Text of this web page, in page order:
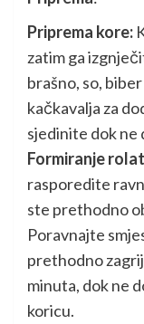
Priprema kore:
zatim ga
brašno, so,
kačkavalja za
sjedinite dok ne
Formiranje
rasporedite
ste prethodno
Poravnajte
prethodno
minuta, dok ne
koricu.